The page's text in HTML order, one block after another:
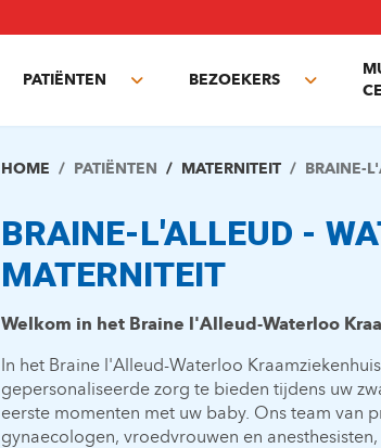
PATIËNTEN
Toggle
BEZOEKERS
Toggle
HOME PATIËNTEN MATERNITEIT BRAINE-
BRAINE-L'ALLEUD -
MATERNITEIT
Welkom in het Braine l'Alleud-Waterloo
In het Braine l'Alleud-Waterloo
gepersonaliseerde zorg te bieden tijdens uw
eerste momenten met uw baby. Ons team van
gynaecologen, vroedvrouwen en